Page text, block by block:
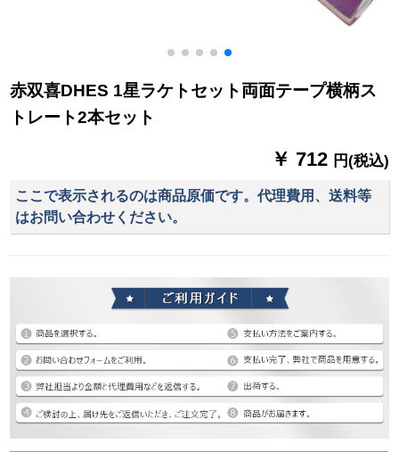
赤双喜DHES 1星ラケトセット両面テープ横柄ス
トレート2本セット
￥ 712 円(税込)
ここで表示されるのは商品原価です。代理費用、送料等
はお問い合わせください。